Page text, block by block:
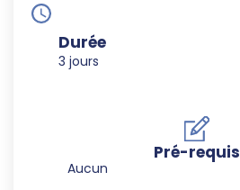
Durée
3 jours
Pré-requis
Aucun